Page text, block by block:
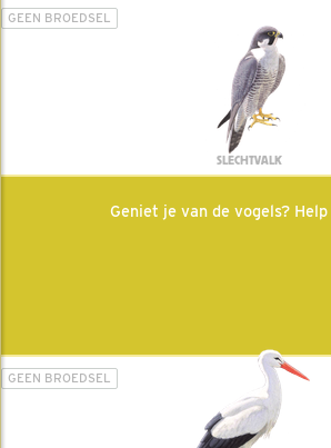
GEEN BROEDSEL
SLECHTVALK
Geniet je van de vogels? Help
GEEN BROEDSEL